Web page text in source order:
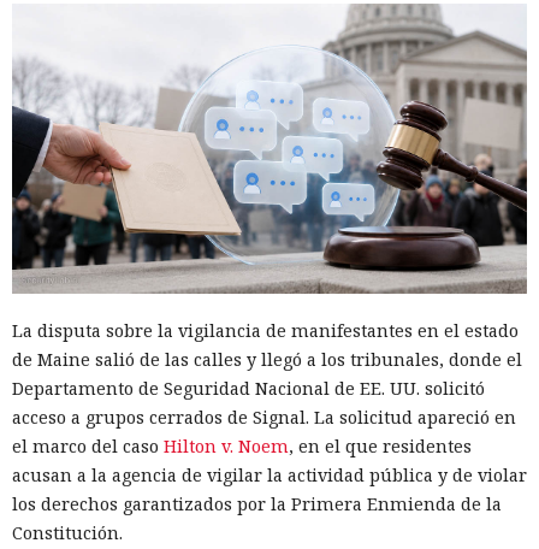
La disputa sobre la vigilancia de manifestantes en el estado
de Maine salió de las calles y llegó a los tribunales, donde el
Departamento de Seguridad Nacional de EE. UU. solicitó
acceso a grupos cerrados de Signal. La solicitud apareció en
el marco del caso Hilton v. Noem, en el que residentes
acusan a la agencia de vigilar la actividad pública y de violar
los derechos garantizados por la Primera Enmienda de la
Constitución.